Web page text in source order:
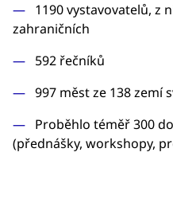
1190 vystavovatelů, z
zahraničních
592 řečníků
997 měst ze 138 zemí
Proběhlo téměř 300
(přednášky, workshopy,